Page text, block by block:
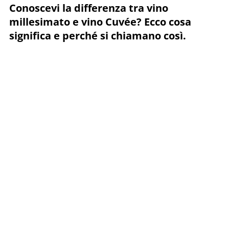
Conoscevi la differenza tra vino
millesimato e vino Cuvée? Ecco cosa
significa e perché si chiamano così.